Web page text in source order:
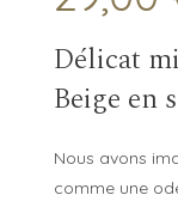
Délicat
Beige en
Nous avons
comme une